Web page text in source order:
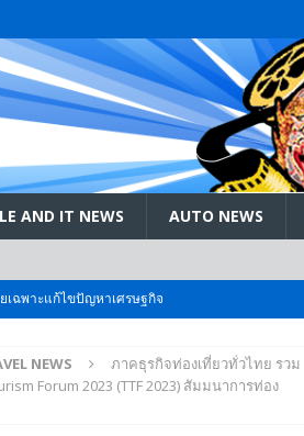
AND IT NEWS AUTO NEWS
ฉพาะแก้ไขปัญหาเศรษฐกิจ
ม่ควรพลาด 25 มีค. – 5
NEWS
ภาคธุรกิจท่องเที่ยวทั่วไทย รวม
Forum 2023 (TTF 2023) สัมมนาการท่อง